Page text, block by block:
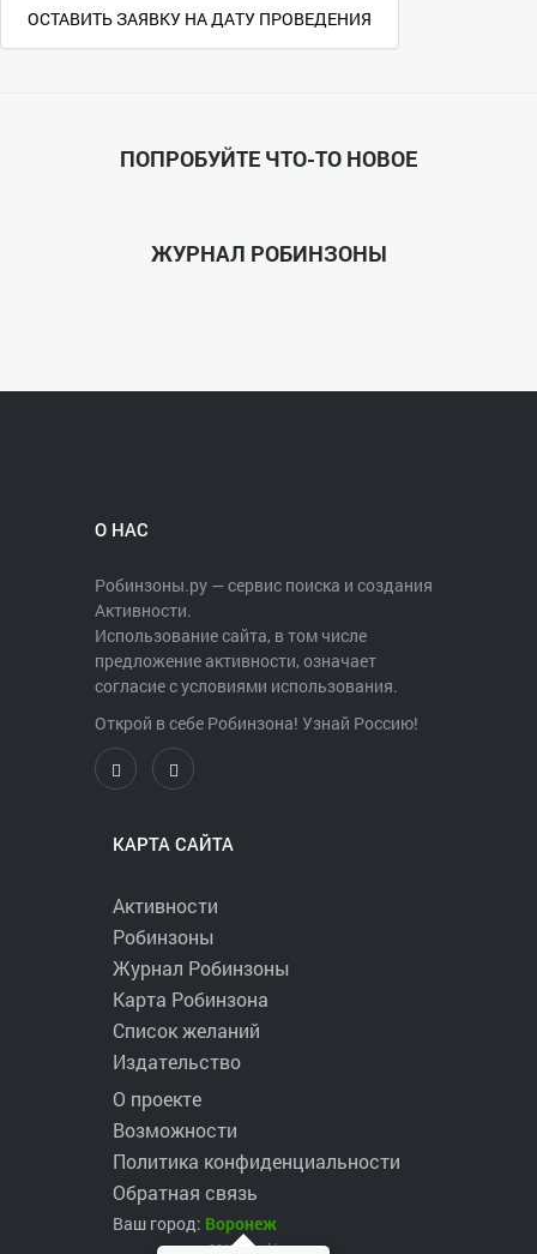
ОСТАВИТЬ ЗАЯВКУ НА ДАТУ ПРОВЕДЕНИЯ
ПОПРОБУЙТЕ ЧТО-ТО НОВОЕ
ЖУРНАЛ РОБИНЗОНЫ
О НАС
Робинзоны.ру — сервис поиска и создания
Активности.
Использование сайта, в том числе
предложение активности, означает
согласие с условиями использования.
Открой в себе Робинзона! Узнай Россию!
КАРТА САЙТА
Активности
Робинзоны
Журнал Робинзоны
Карта Робинзона
Список желаний
Издательство
О проекте
Возможности
Политика конфиденциальности
Обратная связь
Ваш город: Воронеж
2017 ©robinzons.ru